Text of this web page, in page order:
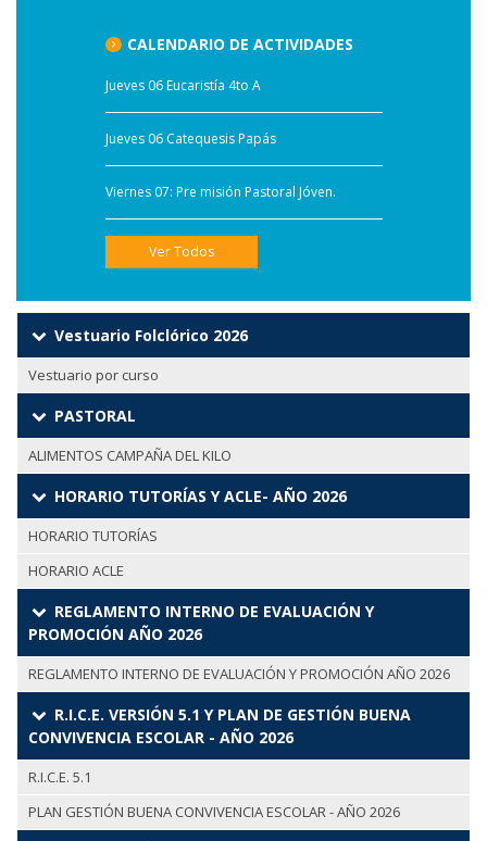
CALENDARIO DE ACTIVIDADES
Jueves 06 Eucaristía 4to A
Jueves 06 Catequesis Papás
Viernes 07: Pre misión Pastoral Jóven.
Ver Todos
Vestuario Folclórico 2026
Vestuario por curso
PASTORAL
ALIMENTOS CAMPAÑA DEL KILO
HORARIO TUTORÍAS Y ACLE- AÑO 2026
HORARIO TUTORÍAS
HORARIO ACLE
REGLAMENTO INTERNO DE EVALUACIÓN Y
PROMOCIÓN AÑO 2026
REGLAMENTO INTERNO DE EVALUACIÓN Y PROMOCIÓN AÑO 2026
R.I.C.E. VERSIÓN 5.1 Y PLAN DE GESTIÓN BUENA
CONVIVENCIA ESCOLAR - AÑO 2026
R.I.C.E. 5.1
PLAN GESTIÓN BUENA CONVIVENCIA ESCOLAR - AÑO 2026